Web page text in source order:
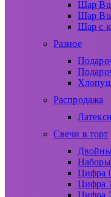
Шар
Шар
Шар с
Разное
Распродажа
Свечи в торт
Наборы
Цифра
Цифра 1
Цифра